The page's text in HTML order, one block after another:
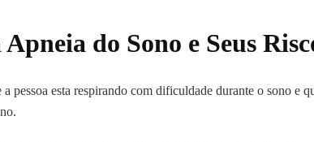
do Sono e Seus
pessoa esta respirando com dificuldade durante o sono e